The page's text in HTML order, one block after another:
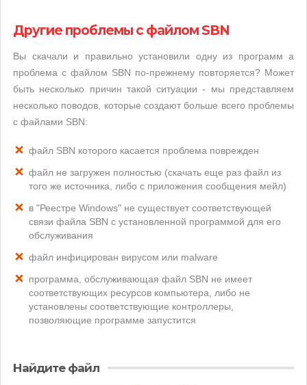
Другие проблемы с файлом SBN
Вы скачали и правильно установили одну из программ а
проблема с файлом SBN по-прежнему повторяется? Может
быть несколько причин такой ситуации - мы представляем
несколько поводов, которые создают больше всего проблемы
с файлами SBN:
файл SBN которого касается проблема поврежден
файл не загружен полностью (скачать еще раз файл из
того же источника, либо с приложения сообщения мейл)
в "Реестре Windows" не существует соответствующей
связи файла SBN с установленной программой для его
обслуживания
файл инфицирован вирусом или malware
программа, обслуживающая файл SBN не имеет
соответствующих ресурсов компьютера, либо не
установлены соответствующие контроллеры,
позволяющие программе запустится
Найдите файл